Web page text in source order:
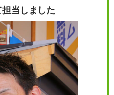
当しました